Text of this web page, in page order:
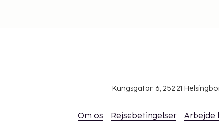
Kungsgatan 6, 252 21
Om os Rejsebetingelser Arbejde